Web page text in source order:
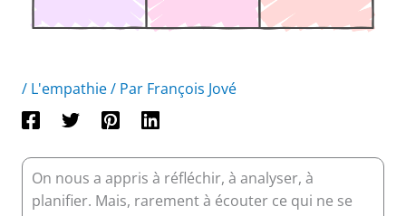
/ L'empathie/ Par François Jové
On nous a appris à réfléchir, à analyser, à
planifier. Mais, rarement à écouter ce qui ne se